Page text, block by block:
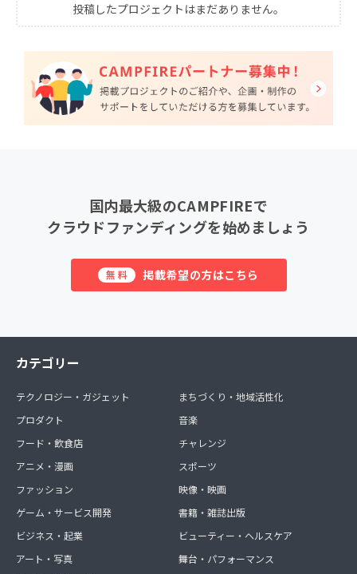
投稿したプロジェクトはまだありません。
国内最大級のCAMPFIREで
クラウドファンディングを始めましょう
無料 掲載希望の方はこちら
カテゴリー
テクノロジー・ガジェット
プロダクト
フード・飲食店
アニメ・漫画
ファッション
ゲーム・サービス開発
ビジネス・起業
アート・写真
まちづくり・地域活性化
音楽
チャレンジ
スポーツ
映像・映画
書籍・雑誌出版
ビューティー・ヘルスケア
舞台・パフォーマンス